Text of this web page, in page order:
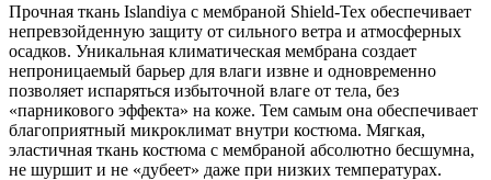
Прочная ткань Islandiya с мембраной Shield-Tex обеспечивает
непревзойденную защиту от сильного ветра и атмосферных
осадков. Уникальная климатическая мембрана создает
непроницаемый барьер для влаги извне и одновременно
позволяет испаряться избыточной влаге от тела, без
«парникового эффекта» на коже. Тем самым она обеспечивает
благоприятный микроклимат внутри костюма. Мягкая,
эластичная ткань костюма с мембраной абсолютно бесшумна,
не шуршит и не «дубеет» даже при низких температурах.